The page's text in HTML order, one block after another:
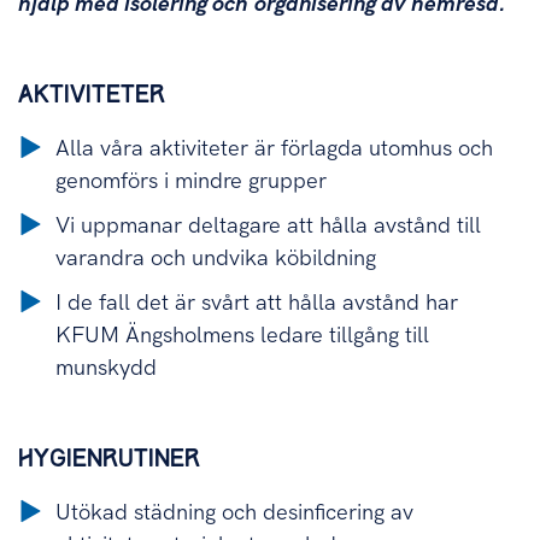
AKTIVITETER
Alla våra aktiviteter är förlagda utomhus och
genomförs i mindre grupper
Vi uppmanar deltagare att hålla avstånd till
varandra och undvika köbildning
I de fall det är svårt att hålla avstånd har
KFUM Ängsholmens ledare tillgång till
munskydd
HYGIENRUTINER
Utökad städning och desinficering av